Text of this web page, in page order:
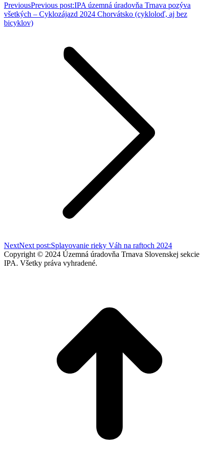
PreviousPrevious post:IPA územná úradovňa Trnava pozýva
všetkých – Cyklozájazd 2024 Chorvátsko (cykloloď, aj bez
bicyklov)
NextNext post:Splavovanie rieky Váh na raftoch 2024
Copyright © 2024 Územná úradovňa Trnava Slovenskej sekcie
IPA. Všetky práva vyhradené.